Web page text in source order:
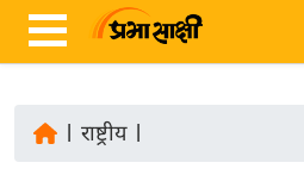
राष्ट्रीय|